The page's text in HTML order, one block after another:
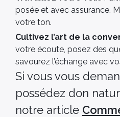
posée et avec assurance.
votre ton.
Cultivez l’art de la
votre écoute, posez des
savourez l’échange avec
Si vous vous
possédez don
notre article